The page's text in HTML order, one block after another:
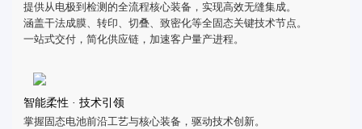
提供从电极到检测的全流程核心装备，实现高效无缝集成。
涵盖干法成膜、转印、切叠、致密化等全固态关键技术节点。
一站式交付，简化供应链，加速客户量产进程。
智能柔性 · 技术引领
掌握固态电池前沿工艺与核心装备，驱动技术创新。